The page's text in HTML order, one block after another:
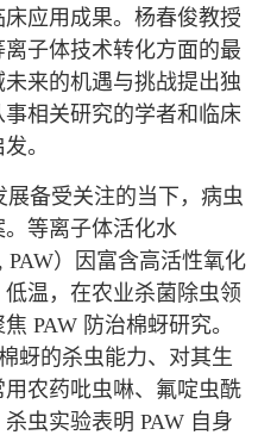
中文 English
应用成果。杨春俊教授
子体技术转化方面的最
来的机遇与挑战提出独
相关研究的学者和临床
。
展备受关注的当下，病虫
等离子体活化水
）
因富含高活性氧化
温，在农业杀菌除虫领
焦PAW 防治棉蚜研究。
蚜的杀虫能力、对其生
农药吡虫啉、氟啶虫酰
杀虫实验表明PAW 自身